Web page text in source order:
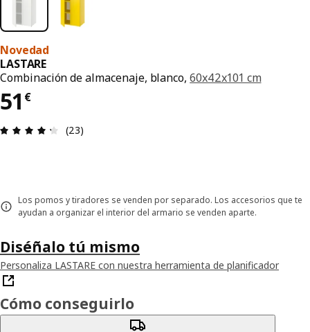
Novedad
LASTARE
Combinación de almacenaje, blanco,60x42x101 cm
51 €
El precio 51€
Reseña: 4.3 de 5 estrellas. Revisiones totales: 23
(23)
Los pomos y tiradores se venden por separado. Los accesorios que te
ayudan a organizar el interior del armario se venden aparte.
Diséñalo tú mismo
Personaliza LASTARE con nuestra herramienta de planificador
Cómo conseguirlo